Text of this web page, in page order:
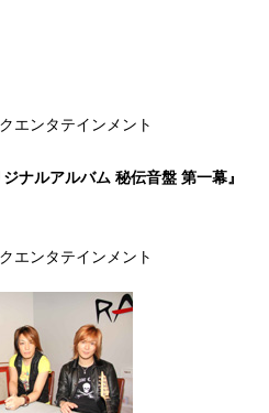
エンタテインメント
ナルアルバム 秘伝音盤 第一幕』
エンタテインメント